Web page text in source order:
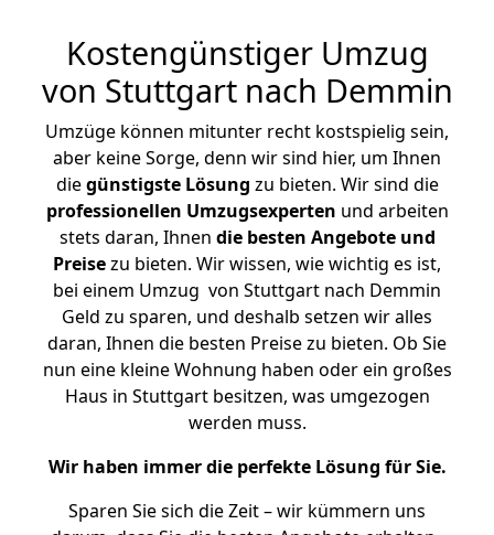
Kostengünstiger Umzug
von Stuttgart nach Demmin
Umzüge können mitunter recht kostspielig sein,
aber keine Sorge, denn wir sind hier, um Ihnen
diegünstigste Lösung zu bieten. Wir sind die
professionellen Umzugsexperten und arbeiten
stets daran, Ihnen die besten Angebote und
Preisezu bieten. Wir wissen, wie wichtig es ist,
bei einem Umzug von Stuttgart nach Demmin
Geld zu sparen, und deshalb setzen wir alles
daran, Ihnen die besten Preise zu bieten. Ob Sie
nun eine kleine Wohnung haben oder ein großes
Haus in Stuttgart besitzen, was umgezogen
werden muss.
Wir haben immer die perfekte Lösung für Sie.
Sparen Sie sich die Zeit – wir kümmern uns